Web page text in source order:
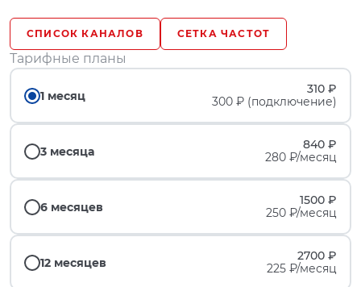
СПИСОК КАНАЛОВ СЕТКА ЧАСТОТ
Тарифные планы
1 месяц
310 ₽
300 ₽ (подключение)
3 месяца
840 ₽
280 ₽/месяц
6 месяцев
1500 ₽
250 ₽/месяц
12 месяцев
2700 ₽
225 ₽/месяц